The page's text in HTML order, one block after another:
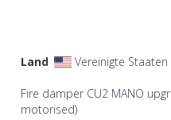
Land Vereinigte
Fire damper CU2 MANO
motorised)